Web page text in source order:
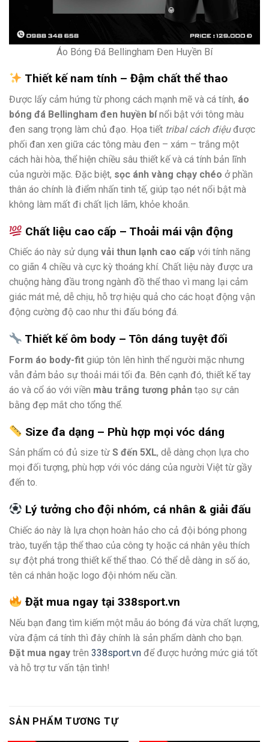
Áo Bóng Đá Bellingham Đen Huyền Bí
Thiết kế nam tính – Đậm chất thể thao
Được lấy cảm hứng từ phong cách mạnh mẽ và cá tính, áo
bóng đá Bellingham đen huyền bínổi bật với tông màu
đen sang trọng làm chủ đạo. Họa tiết tribal cách điệuđược
phối đan xen giữa các tông màu đen – xám – trắng một
cách hài hòa, thể hiện chiều sâu thiết kế và cá tính bản lĩnh
của người mặc. Đặc biệt, sọc ánh vàng chạy chéo ở phần
thân áo chính là điểm nhấn tinh tế, giúp tạo nét nổi bật mà
không làm mất đi chất lịch lãm, khỏe khoắn.
Chất liệu cao cấp – Thoải mái vận động
Chiếc áo này sử dụng vải thun lạnh cao cấp với tính năng
co giãn 4 chiều và cực kỳ thoáng khí. Chất liệu này được ưa
chuộng hàng đầu trong ngành đồ thể thao vì mang lại cảm
giác mát mẻ, dễ chịu, hỗ trợ hiệu quả cho các hoạt động vận
động cường độ cao như thi đấu bóng đá.
Thiết kế ôm body – Tôn dáng tuyệt đối
Form áo body-fit giúp tôn lên hình thể người mặc nhưng
vẫn đảm bảo sự thoải mái tối đa. Bên cạnh đó, thiết kế tay
áo và cổ áo với viền màu trắng tương phản tạo sự cân
bằng đẹp mắt cho tổng thể.
Size đa dạng – Phù hợp mọi vóc dáng
Sản phẩm có đủ size từ S đến 5XL, dễ dàng chọn lựa cho
mọi đối tượng, phù hợp với vóc dáng của người Việt từ gầy
đến to.
Lý tưởng cho đội nhóm, cá nhân & giải đấu
Chiếc áo này là lựa chọn hoàn hảo cho cả đội bóng phong
trào, tuyển tập thể thao của công ty hoặc cá nhân yêu thích
sự đột phá trong thiết kế thể thao. Có thể dễ dàng in số áo,
tên cá nhân hoặc logo đội nhóm nếu cần.
Đặt mua ngay tại 338sport.vn
Nếu bạn đang tìm kiếm một mẫu áo bóng đá vừa chất lượng,
vừa đậm cá tính thì đây chính là sản phẩm dành cho bạn.
Đặt mua ngay trên 338sport.vn để được hưởng mức giá tốt
và hỗ trợ tư vấn tận tình!
SẢN PHẨM TƯƠNG TỰ